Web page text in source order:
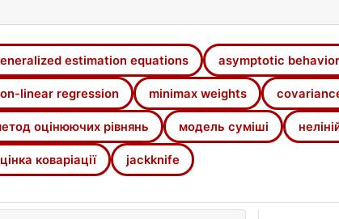
models with continuous response is
based on the modified least squares
modifications of jackknife technique. Performance
estimation equations asymptotic behavior
linear regression minimax weights
оцінюючих рівнянь модель суміші
коваріації jackknife